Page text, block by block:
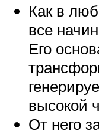
Как в
все
Его
высокой
От него